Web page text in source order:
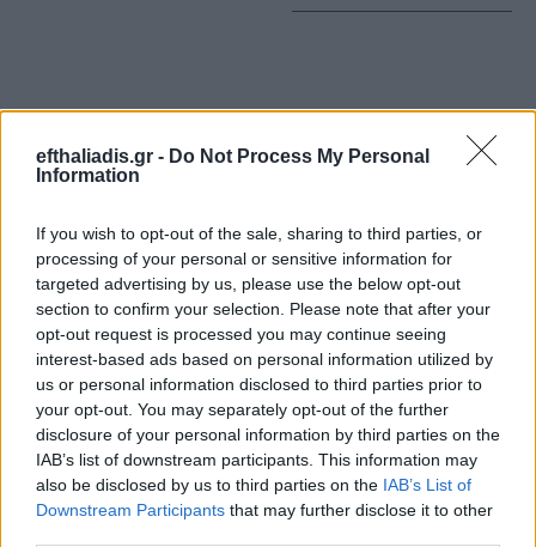
efthaliadis.gr - Do Not Process My Personal
Information
If you wish to opt-out of the sale, sharing to third parties, or
processing of your personal or sensitive information for
targeted advertising by us, please use the below opt-out
section to confirm your selection. Please note that after your
opt-out request is processed you may continue seeing
interest-based ads based on personal information utilized by
us or personal information disclosed to third parties prior to
your opt-out. You may separately opt-out of the further
disclosure of your personal information by third parties on the
IAB’s list of downstream participants. This information may
also be disclosed by us to third parties on the IAB’s List of
Downstream Participants that may further disclose it to other
Επιλογές Που Ταιριάζουν
Ανακαλύψτε τα κοσμήματα που αγαπήθηκαν περισσότερο!
Εδώ θα βρείτε τις κορυφαίες επιλογές που ξεχωρίζουν για
το μοναδικό τους στυλ και την εξαιρετική τους ποιότητα.
-10%